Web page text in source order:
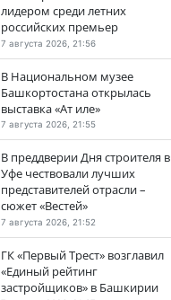
лидером среди летних
российских премьер
7 августа 2026, 21:56
В Национальном музее
Башкортостана открылась
выставка «Ат иле»
7 августа 2026, 21:55
В преддверии Дня строителя в
Уфе чествовали лучших
представителей отрасли –
сюжет «Вестей»
7 августа 2026, 21:52
ГК «Первый Трест» возглавил
«Единый рейтинг
застройщиков» в Башкирии